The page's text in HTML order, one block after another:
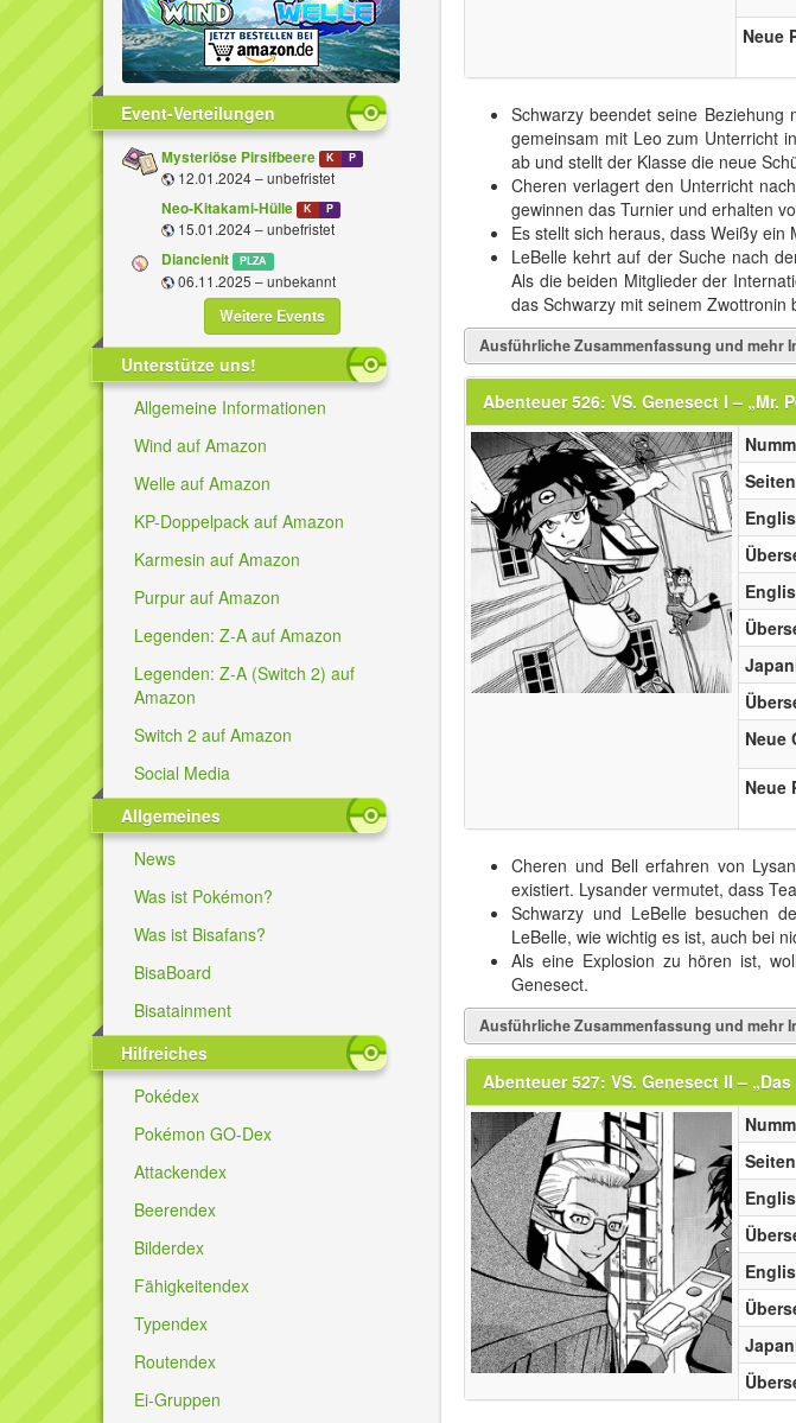
Event-Verteilungen
Mysteriöse Pirsifbeere K P
12.01.2024 – unbefristet
Neo-Kitakami-Hülle
K P
15.01.2024 – unbefristet
Diancienit
PLZA
06.11.2025 – unbekannt
Weitere Events
Unterstütze uns!
Allgemeine Informationen
Wind auf Amazon
Welle auf Amazon
KP-Doppelpack auf Amazon
Karmesin auf Amazon
Purpur auf Amazon
Legenden: Z-A auf Amazon
Legenden: Z-A (Switch 2) auf
Amazon
Switch 2 auf Amazon
Social Media
Allgemeines
News
Was ist Pokémon?
Was ist Bisafans?
BisaBoard
Bisatainment
Hilfreiches
Pokédex
Pokémon GO-Dex
Attackendex
Beerendex
Bilderdex
Fähigkeitendex
Typendex
Routendex
Ei-Gruppen
Neue
Schwarzy beendet seine
gemeinsam mit Leo zum Unterricht
ab und stellt der Klasse die neue
Cheren verlagert den Unterricht
gewinnen das Turnier und erhalten
Es stellt sich heraus, dass Weißy ein
LeBelle kehrt auf der Suche nach
Als die beiden Mitglieder der
das Schwarzy mit seinem Zwottronin
Ausführliche Zusammenfassung und mehr
Abenteuer 526: VS. Genesect I – „Mr.
Neue
Neue
Cheren und Bell erfahren von
existiert. Lysander vermutet, dass
Schwarzy und LeBelle besuchen
LeBelle, wie wichtig es ist, auch bei
Als eine Explosion zu hören ist,
Genesect.
Ausführliche Zusammenfassung und mehr
Abenteuer 527: VS. Genesect II –